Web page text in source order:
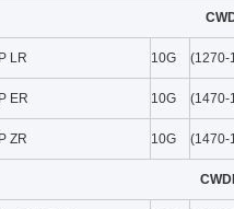
LR 10G (1270-
ER 10G (1470-
ZR 10G (1470-